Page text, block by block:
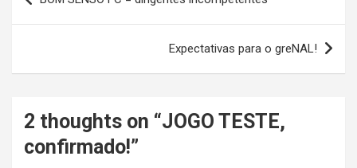
de
Expectativas para o greNAL!
2 thoughts on “JOGO TESTE,
confirmado!”